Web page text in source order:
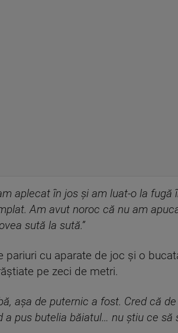
aplecat în jos și am luat-o la fugă
Am avut noroc că nu am
sută la sută.”
pariuri cu aparate de joc și o
pe zeci de metri.
așa de puternic a fost. Cred că
pus butelia băiatul… nu știu ce să